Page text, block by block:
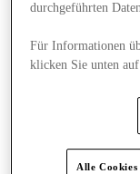
durchgeführten
Für Informationen
klicken Sie unten
Alle Cookies